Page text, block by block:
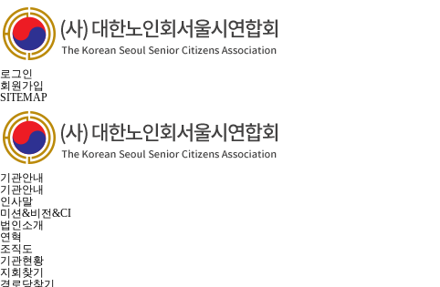
로그인
회원가입
SITEMAP
기관안내
기관안내
인사말
미션&비전&CI
법인소개
연혁
조직도
기관현황
지회찾기
경로당찾기